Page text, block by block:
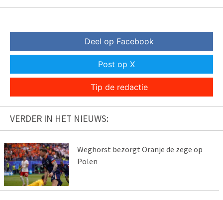
Deel op Facebook
Post op X
Tip de redactie
VERDER IN HET NIEUWS:
Weghorst bezorgt Oranje de zege op
Polen